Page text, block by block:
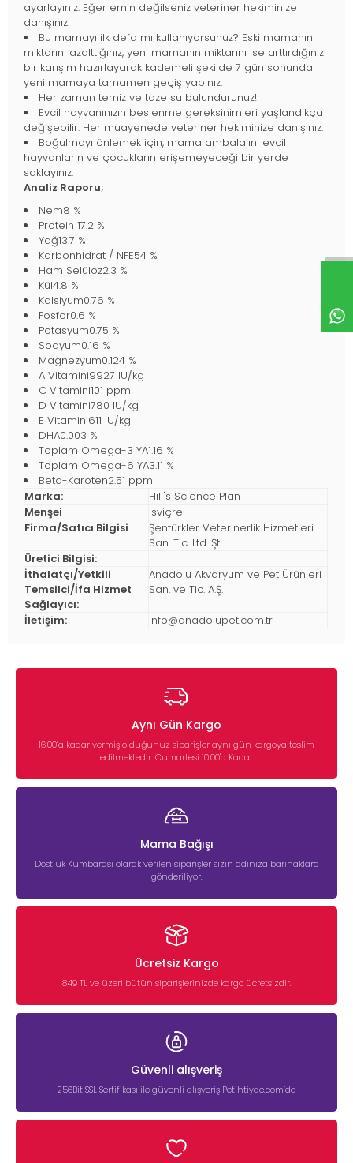
ayarlayınız. Eğer emin değilseniz veteriner hekiminize
danışınız.
Bu mamayı ilk defa mı kullanıyorsunuz? Eski mamanın
miktarını azalttığınız, yeni mamanın miktarını ise arttırdığınız
bir karışım hazırlayarak kademeli şekilde 7 gün sonunda
yeni mamaya tamamen geçiş yapınız.
Her zaman temiz ve taze su bulundurunuz!
Evcil hayvanınızın beslenme gereksinimleri yaşlandıkça
değişebilir. Her muayenede veteriner hekiminize danışınız.
Boğulmayı önlemek için, mama ambalajını evcil
hayvanların ve çocukların erişemeyeceği bir yerde
saklayınız.
Analiz Raporu;
Nem8 %
Protein 17.2 %
Yağ13.7 %
Karbonhidrat / NFE54 %
Ham Selüloz2.3 %
Kül4.8 %
Kalsiyum0.76 %
Fosfor0.6 %
Potasyum0.75 %
Sodyum0.16 %
Magnezyum0.124 %
A Vitamini9927 IU/kg
C Vitamini101 ppm
D Vitamini780 IU/kg
E Vitamini611 IU/kg
DHA0.003 %
Toplam Omega-3 YA1.16 %
Toplam Omega-6 YA3.11 %
Beta-Karoten2.51 ppm
Marka:
Hill's Science Plan
Menşei
İsviçre
Firma/Satıcı Bilgisi
Şentürkler Veterinerlik Hizmetleri
San. Tic. Ltd. Şti.
Üretici Bilgisi:
İthalatçı/Yetkili
Temsilci/İfa Hizmet
Sağlayıcı:
Anadolu Akvaryum ve Pet Ürünleri
San. ve Tic. A.Ş.
İletişim: info@anadolupet.com.tr
Aynı Gün Kargo
16:00’a kadar vermiş olduğunuz siparişler aynı gün kargoya teslim
edilmektedir. Cumartesi 10:00'a Kadar
Mama Bağışı
Dostluk Kumbarası olarak verilen siparişler sizin adınıza barınaklara
gönderiliyor.
Ücretsiz Kargo
849 TL ve üzeri bütün siparişlerinizde kargo ücretsizdir.
Güvenli alışveriş
256Bit SSL Sertifikası ile güvenli alışveriş Petihtiyac.com’da